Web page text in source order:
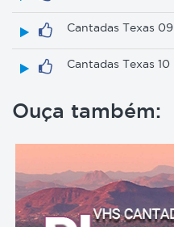
Cantadas Texas 09
Cantadas Texas 10
Ouça também: